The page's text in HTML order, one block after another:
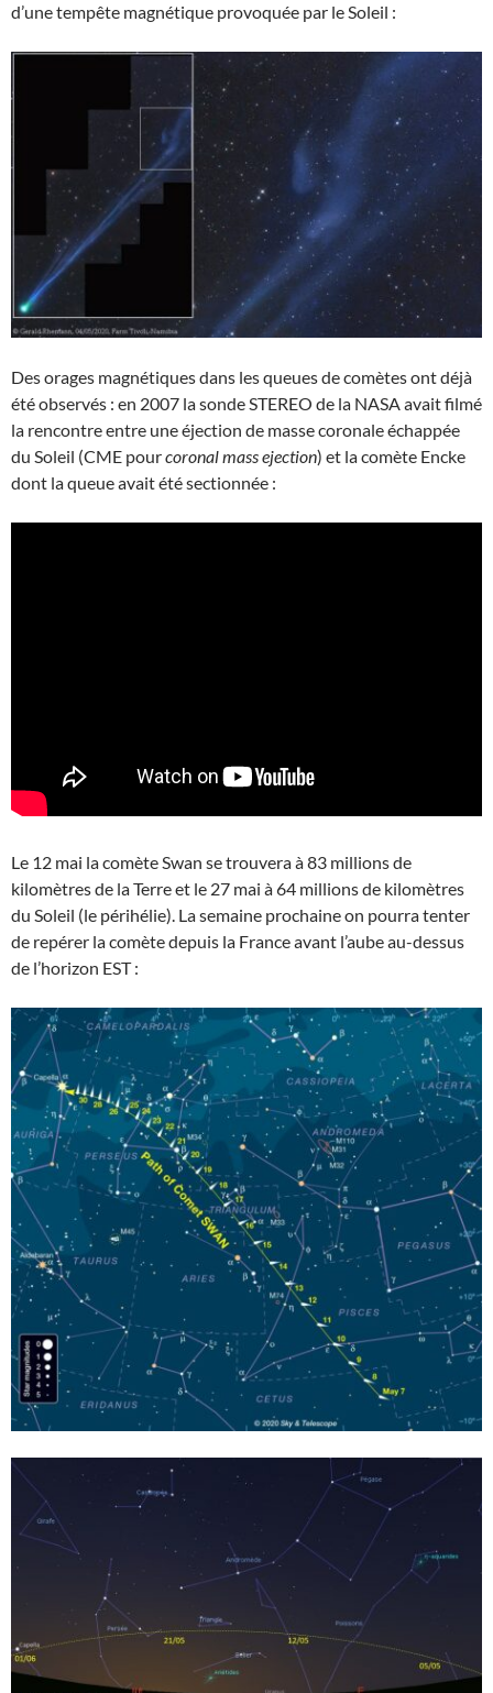
d’une tempête magnétique provoquée par le Soleil :
Des orages magnétiques dans les queues de comètes ont déjà
été observés : en 2007 la sonde STEREO de la NASA avait filmé
la rencontre entre une éjection de masse coronale échappée
du Soleil (CME pourcoronal mass ejection) et la comète Encke
dont la queue avait été sectionnée :
Le 12 mai la comète Swan se trouvera à 83 millions de
kilomètres de la Terre et le 27 mai à 64 millions de kilomètres
du Soleil (le périhélie). La semaine prochaine on pourra tenter
de repérer la comète depuis la France avant l’aube au-dessus
de l’horizon EST :